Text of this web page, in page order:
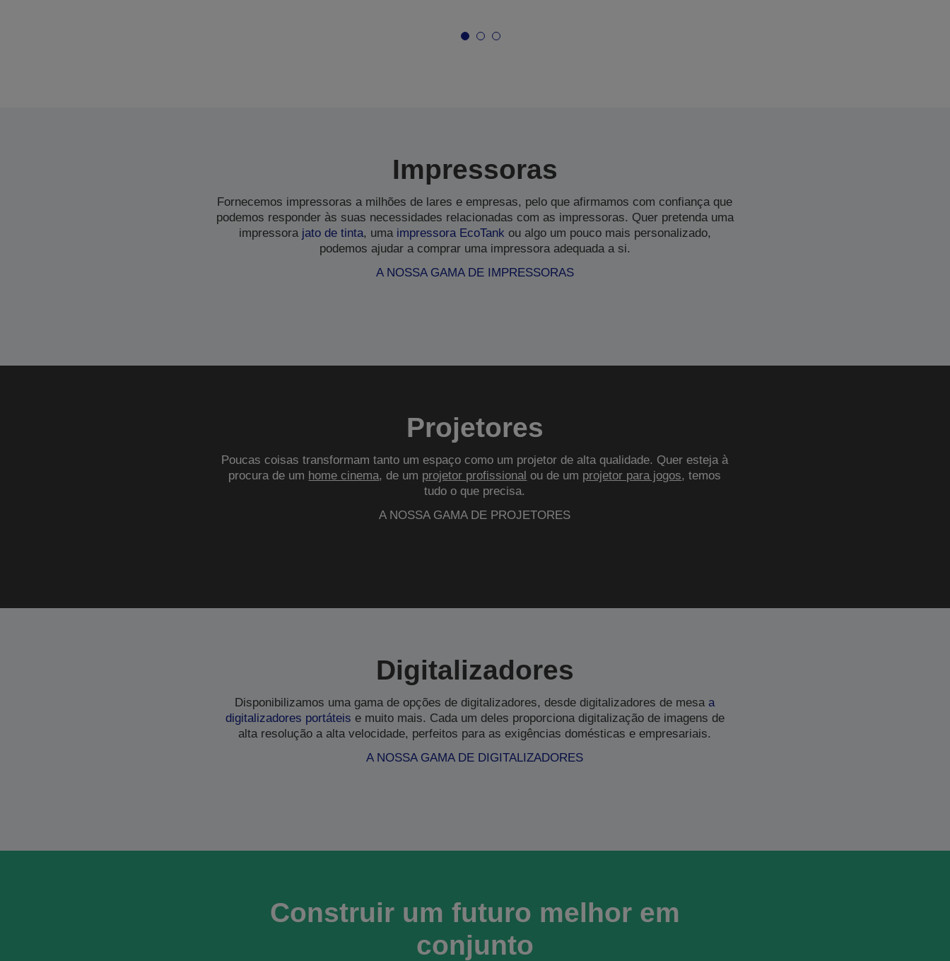
Impressoras
Fornecemos impressoras a milhões de lares e empresas, pelo que afirmamos com confiança que
podemos responder às suas necessidades relacionadas com as impressoras. Quer pretenda uma
impressora jato de tinta, uma impressora EcoTank ou algo um pouco mais personalizado,
podemos ajudar a comprar uma impressora adequada a si.
A NOSSA GAMA DE IMPRESSORAS
Projetores
Poucas coisas transformam tanto um espaço como um projetor de alta qualidade. Quer esteja à
procura de um home cinema, de um projetor profissional ou de um projetor para jogos, temos
tudo o que precisa.
A NOSSA GAMA DE PROJETORES
Digitalizadores
Disponibilizamos uma gama de opções de digitalizadores, desde digitalizadores de mesaa
digitalizadores portáteis e muito mais. Cada um deles proporciona digitalização de imagens de
alta resolução a alta velocidade, perfeitos para as exigências domésticas e empresariais.
A NOSSA GAMA DE DIGITALIZADORES
Construir um futuro melhor em
conjunto